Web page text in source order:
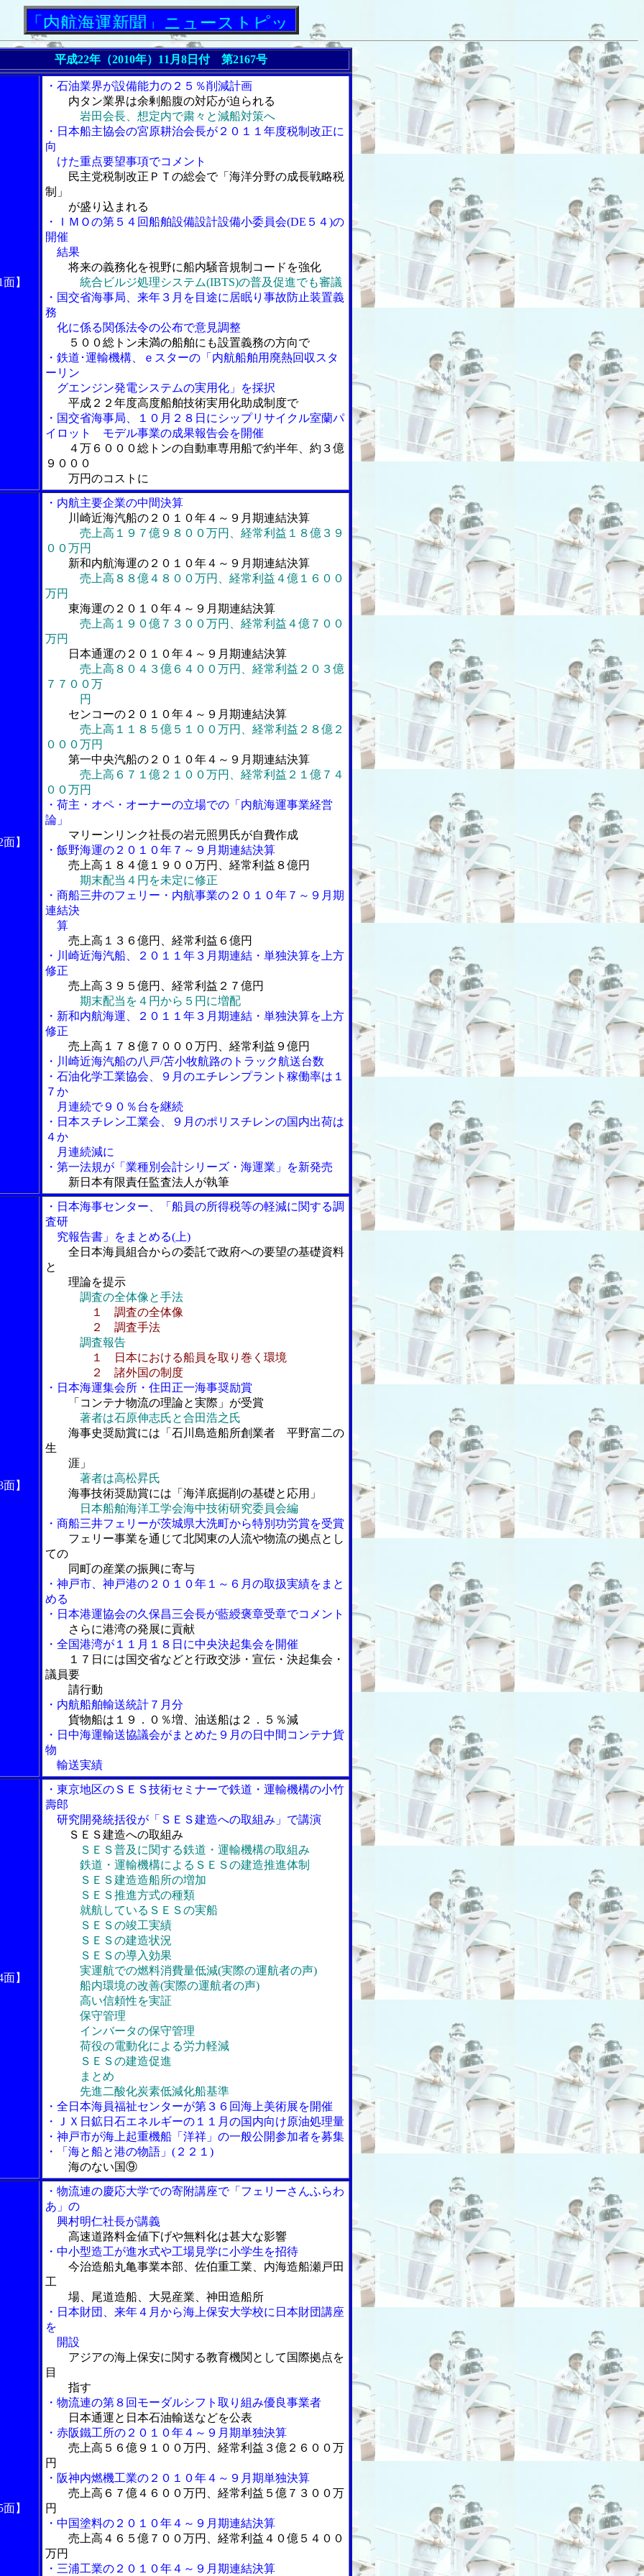
海運新聞」ニューストピックス
平成22年（2010年）11月8日付 第2167号
】
・石油業界が設備能力の２５％削減計画
内タン業界は余剰船腹の対応が迫られる
岩田会長、想定内で粛々と減船対策へ
・日本船主協会の宮原耕治会長が２０１１年度税制改正に
向
けた重点要望事項でコメント
民主党税制改正ＰＴの総会で「海洋分野の成長戦略税
制」
が盛り込まれる
・ＩＭＯの第５４回船舶設備設計設備小委員会(DE５４)の
開催
結果
将来の義務化を視野に船内騒音規制コードを強化
統合ビルジ処理システム(IBTS)の普及促進でも審議
・国交省海事局、来年３月を目途に居眠り事故防止装置義
務
化に係る関係法令の公布で意見調整
５００総トン未満の船舶にも設置義務の方向で
・鉄道･運輸機構、ｅスターの「内航船舶用廃熱回収スタ
ーリン
グエンジン発電システムの実用化」を採択
平成２２年度高度船舶技術実用化助成制度で
・国交省海事局、１０月２８日にシップリサイクル室蘭パ
イロット モデル事業の成果報告会を開催
４万６０００総トンの自動車専用船で約半年、約３億
９０００
万円のコストに
】
・内航主要企業の中間決算
川崎近海汽船の２０１０年４～９月期連結決算
売上高１９７億９８００万円、経常利益１８億３９
００万円
新和内航海運の２０１０年４～９月期連結決算
売上高８８億４８００万円、経常利益４億１６００
万円
東海運の２０１０年４～９月期連結決算
売上高１９０億７３００万円、経常利益４億７００
万円
日本通運の２０１０年４～９月期連結決算
売上高８０４３億６４００万円、経常利益２０３億
７７００万
円
センコーの２０１０年４～９月期連結決算
売上高１１８５億５１００万円、経常利益２８億２
０００万円
第一中央汽船の２０１０年４～９月期連結決算
売上高６７１億２１００万円、経常利益２１億７４
００万円
・荷主・オペ・オーナーの立場での「内航海運事業経営
論」
マリーンリンク社長の岩元照男氏が自費作成
・飯野海運の２０１０年７～９月期連結決算
売上高１８４億１９００万円、経常利益８億円
期末配当４円を未定に修正
・商船三井のフェリー・内航事業の２０１０年７～９月期
連結決
算
売上高１３６億円、経常利益６億円
・川崎近海汽船、２０１１年３月期連結・単独決算を上方
修正
売上高３９５億円、経常利益２７億円
期末配当を４円から５円に増配
・新和内航海運、２０１１年３月期連結・単独決算を上方
修正
売上高１７８億７０００万円、経常利益９億円
・川崎近海汽船の八戸/苫小牧航路のトラック航送台数
・石油化学工業協会、９月のエチレンプラント稼働率は１
７か
月連続で９０％台を継続
・日本スチレン工業会、９月のポリスチレンの国内出荷は
４か
月連続減に
・第一法規が「業種別会計シリーズ・海運業」を新発売
新日本有限責任監査法人が執筆
】
・日本海事センター、「船員の所得税等の軽減に関する調
査研
究報告書」をまとめる(上)
全日本海員組合からの委託で政府への要望の基礎資料
と
理論を提示
調査の全体像と手法
１ 調査の全体像
２ 調査手法
調査報告
１ 日本における船員を取り巻く環境
２ 諸外国の制度
・日本海運集会所・住田正一海事奨励賞
「コンテナ物流の理論と実際」が受賞
著者は石原伸志氏と合田浩之氏
海事史奨励賞には「石川島造船所創業者 平野富二の
生
涯」
著者は高松昇氏
海事技術奨励賞には「海洋底掘削の基礎と応用」
日本船舶海洋工学会海中技術研究委員会編
・商船三井フェリーが茨城県大洗町から特別功労賞を受賞
フェリー事業を通じて北関東の人流や物流の拠点とし
ての
同町の産業の振興に寄与
・神戸市、神戸港の２０１０年１～６月の取扱実績をまと
める
・日本港運協会の久保昌三会長が藍綬褒章受章でコメント
さらに港湾の発展に貢献
・全国港湾が１１月１８日に中央決起集会を開催
１７日には国交省などと行政交渉・宣伝・決起集会・
議員要
請行動
・内航船舶輸送統計７月分
貨物船は１９．０％増、油送船は２．５％減
・日中海運輸送協議会がまとめた９月の日中間コンテナ貨
物
輸送実績
】
・東京地区のＳＥＳ技術セミナーで鉄道・運輸機構の小竹
壽郎
研究開発統括役が「ＳＥＳ建造への取組み」で講演
ＳＥＳ建造への取組み
ＳＥＳ普及に関する鉄道・運輸機構の取組み
鉄道・運輸機構によるＳＥＳの建造推進体制
ＳＥＳ建造造船所の増加
ＳＥＳ推進方式の種類
就航しているＳＥＳの実船
ＳＥＳの竣工実績
ＳＥＳの建造状況
ＳＥＳの導入効果
実運航での燃料消費量低減(実際の運航者の声)
船内環境の改善(実際の運航者の声)
高い信頼性を実証
保守管理
インバータの保守管理
荷役の電動化による労力軽減
ＳＥＳの建造促進
まとめ
先進二酸化炭素低減化船基準
・全日本海員福祉センターが第３６回海上美術展を開催
・ＪＸ日鉱日石エネルギーの１１月の国内向け原油処理量
・神戸市が海上起重機船「洋祥」の一般公開参加者を募集
・「海と船と港の物語」(２２１)
海のない国⑨
】
・物流連の慶応大学での寄附講座で「フェリーさんふらわ
あ」の
興村明仁社長が講義
高速道路料金値下げや無料化は甚大な影響
・中小型造工が進水式や工場見学に小学生を招待
今治造船丸亀事業本部、佐伯重工業、内海造船瀬戸田
工
場、尾道造船、大晃産業、神田造船所
・日本財団、来年４月から海上保安大学校に日本財団講座
を
開設
アジアの海上保安に関する教育機関として国際拠点を
目
指す
・物流連の第８回モーダルシフト取り組み優良事業者
日本通運と日本石油輸送などを公表
・赤阪鐵工所の２０１０年４～９月期単独決算
売上高５６億９１００万円、経常利益３億２６００万
円
・阪神内燃機工業の２０１０年４～９月期単独決算
売上高６７億４６００万円、経常利益５億７３００万
円
・中国塗料の２０１０年４～９月期連結決算
売上高４６５億７００万円、経常利益４０億５４００
万円
・三浦工業の２０１０年４～９月期連結決算